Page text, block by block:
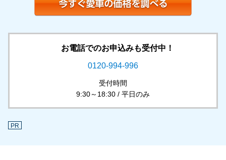
お電話でのお申込みも受付中！
0120-994-996
受付時間
9:30～18:30 / 平日のみ
PR